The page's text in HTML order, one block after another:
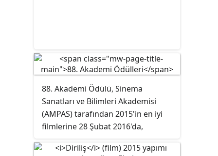
88. Akademi Ödülü, Sinema
Sanatları ve Bilimleri Akademisi
(AMPAS) tarafından 2015'in en iyi
filmlerine 28 Şubat 2016'da,
Theatre'da, Pasifik Zaman Dilimine